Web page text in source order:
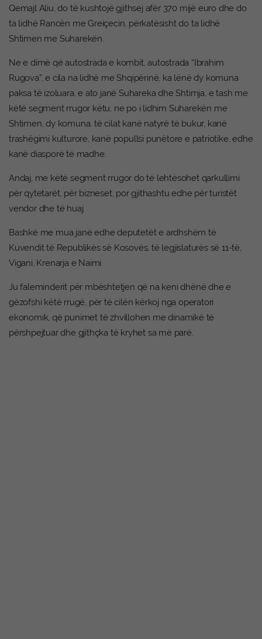
Qemajl Aliu, do të kushtojë gjithsej afër 370 mijë euro dhe do
ta lidhë Rancën me Greiçecin, përkatësisht do ta lidhë
Shtimen me Suharekën.
Ne e dimë që autostrada e kombit, autostrada “Ibrahim
Rugova”, e cila na lidhë me Shqipërinë, ka lënë dy komuna
paksa të izoluara, e ato janë Suhareka dhe Shtimja, e tash me
këtë segment rrugor këtu, ne po i lidhim Suharekën me
Shtimen, dy komuna, të cilat kanë natyrë të bukur, kanë
trashëgimi kulturore, kanë popullsi punëtore e patriotike, edhe
kanë diasporë të madhe.
Andaj, me këtë segment rrugor do të lehtësohet qarkullimi
për qytetarët, për bizneset, por gjithashtu edhe për turistët
vendor dhe të huaj.
Bashkë me mua janë edhe deputetët e ardhshëm të
Kuvendit të Republikës së Kosovës, të legjislaturës së 11-të,
Vigani, Krenarja e Naimi.
Ju faleminderit për mbështetjen që na keni dhënë dhe e
gëzofshi këtë rrugë, për të cilën kërkoj nga operatori
ekonomik, që punimet të zhvillohen me dinamikë të
përshpejtuar dhe gjithçka të kryhet sa më parë.